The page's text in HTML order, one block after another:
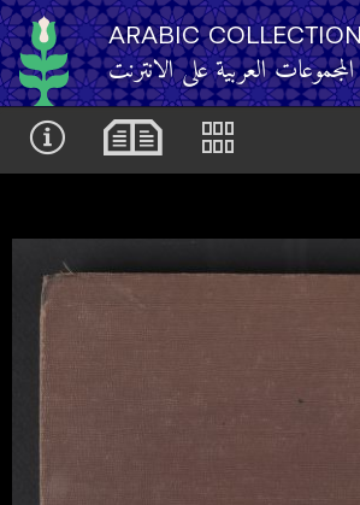
ARABIC
المجموعات العربية على الانترنت